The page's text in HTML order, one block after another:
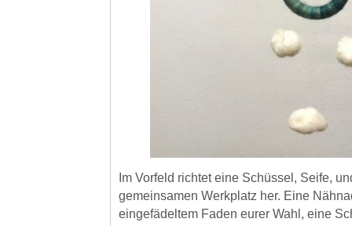
Im Vorfeld richtet eine Schüssel, Seife,
gemeinsamen Werkplatz her. Eine
eingefädeltem Faden eurer Wahl, eine